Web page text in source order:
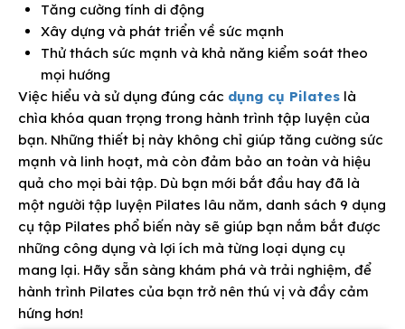
Tăng cường tính di động
Xây dựng và phát triển về sức mạnh
Thử thách sức mạnh và khả năng kiểm soát theo
mọi hướng
Việc hiểu và sử dụng đúng các dụng cụ Pilates là
chìa khóa quan trọng trong hành trình tập luyện của
bạn. Những thiết bị này không chỉ giúp tăng cường sức
mạnh và linh hoạt, mà còn đảm bảo an toàn và hiệu
quả cho mọi bài tập. Dù bạn mới bắt đầu hay đã là
một người tập luyện Pilates lâu năm, danh sách 9 dụng
cụ tập Pilates phổ biến này sẽ giúp bạn nắm bắt được
những công dụng và lợi ích mà từng loại dụng cụ
mang lại. Hãy sẵn sàng khám phá và trải nghiệm, để
hành trình Pilates của bạn trở nên thú vị và đầy cảm
hứng hơn!